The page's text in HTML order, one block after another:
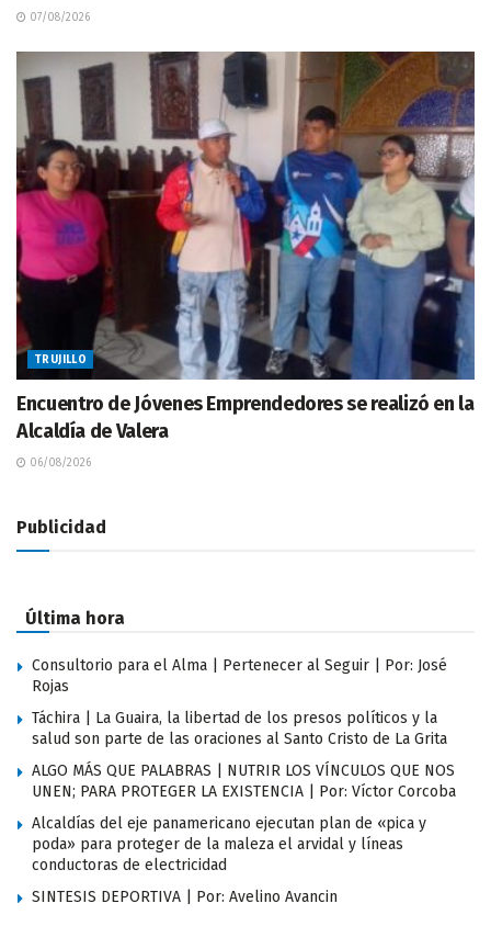
07/08/2026
TRUJILLO
Encuentro de Jóvenes Emprendedores se realizó en la
Alcaldía de Valera
06/08/2026
Publicidad
Última hora
Consultorio para el Alma | Pertenecer al Seguir | Por: José
Rojas
Táchira | La Guaira, la libertad de los presos políticos y la
salud son parte de las oraciones al Santo Cristo de La Grita
ALGO MÁS QUE PALABRAS | NUTRIR LOS VÍNCULOS QUE NOS
UNEN; PARA PROTEGER LA EXISTENCIA | Por: Víctor Corcoba
Alcaldías del eje panamericano ejecutan plan de «pica y
poda» para proteger de la maleza el arvidal y líneas
conductoras de electricidad
SINTESIS DEPORTIVA | Por: Avelino Avancin